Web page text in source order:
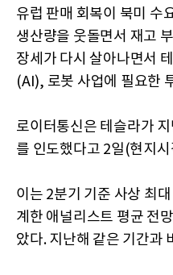
유럽 판매 회복이 북미 수
생산량을 웃돌면서 재고
장세가 다시 살아나면서
(AI), 로봇 사업에 필요한
로이터통신은 테슬라가
를 인도했다고 2일(현지
이는 2분기 기준 사상 최
계한 애널리스트 평균 전
았다. 지난해 같은 기간과